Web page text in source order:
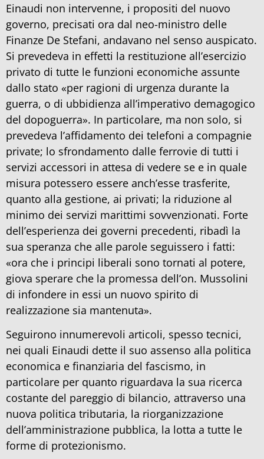
Einaudi non intervenne, i propositi del nuovo
governo, precisati ora dal neo-ministro delle
Finanze De Stefani, andavano nel senso auspicato.
Si prevedeva in effetti la restituzione all’esercizio
privato di tutte le funzioni economiche assunte
dallo stato «per ragioni di urgenza durante la
guerra, o di ubbidienza all’imperativo demagogico
del dopoguerra». In particolare, ma non solo, si
prevedeva l’affidamento dei telefoni a compagnie
private; lo sfrondamento dalle ferrovie di tutti i
servizi accessori in attesa di vedere se e in quale
misura potessero essere anch’esse trasferite,
quanto alla gestione, ai privati; la riduzione al
minimo dei servizi marittimi sovvenzionati. Forte
dell’esperienza dei governi precedenti, ribadì la
sua speranza che alle parole seguissero i fatti:
«ora che i principi liberali sono tornati al potere,
giova sperare che la promessa dell’on. Mussolini
di infondere in essi un nuovo spirito di
realizzazione sia mantenuta».
Seguirono innumerevoli articoli, spesso tecnici,
nei quali Einaudi dette il suo assenso alla politica
economica e finanziaria del fascismo, in
particolare per quanto riguardava la sua ricerca
costante del pareggio di bilancio, attraverso una
nuova politica tributaria, la riorganizzazione
dell’amministrazione pubblica, la lotta a tutte le
forme di protezionismo.